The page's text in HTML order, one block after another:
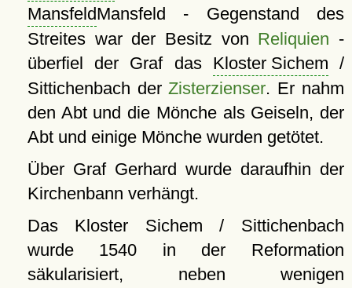
MansfeldMansfeld - Gegenstand des
Streites war der Besitz von Reliquien -
überfiel der Graf das Kloster Sichem /
Sittichenbach derZisterzienser. Er nahm
den Abt und die Mönche als Geiseln, der
Abt und einige Mönche wurden getötet.
Über Graf Gerhard wurde daraufhin der
Kirchenbann verhängt.
Das Kloster Sichem / Sittichenbach
wurde 1540 in der Reformation
säkularisiert, neben wenigen